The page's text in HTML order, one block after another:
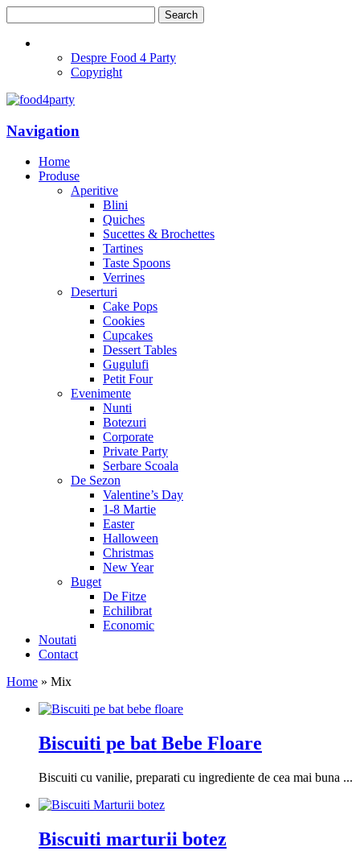
Despre Food 4 Party
Copyright
Navigation
Home
Produse
Aperitive
Blini
Quiches
Sucettes & Brochettes
Tartines
Taste Spoons
Verrines
Deserturi
Cake Pops
Cookies
Cupcakes
Dessert Tables
Gugulufi
Petit Four
Evenimente
Nunti
Botezuri
Corporate
Private Party
Serbare Scoala
De Sezon
Valentine’s Day
1-8 Martie
Easter
Halloween
Christmas
New Year
Buget
De Fitze
Echilibrat
Economic
Noutati
Contact
Home » Mix
Biscuiti pe bat Bebe Floare
Biscuiti cu vanilie, preparati cu ingrediente de cea mai buna ...
Biscuiti marturii botez